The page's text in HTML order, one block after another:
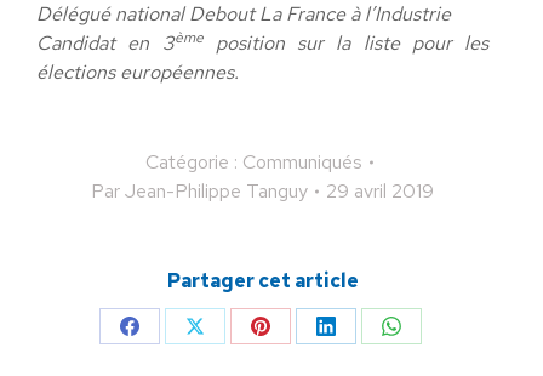
Délégué national Debout La France à l’Industrie
Candidat en 3èmeposition sur la liste pour les
élections européennes.
Catégorie : Communiqués
ParJean-Philippe Tanguy 29 avril 2019
Partager cet article
PartagerPartagerPartagerPartagerPartager